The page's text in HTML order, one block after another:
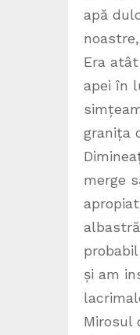
apă
Era
apei în
granița
merge
și am
Mirosul